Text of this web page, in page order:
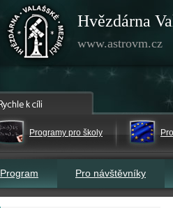
Hvězdárna
www.astrovm.cz
Programy pro školy
Program Pro návštěvníky